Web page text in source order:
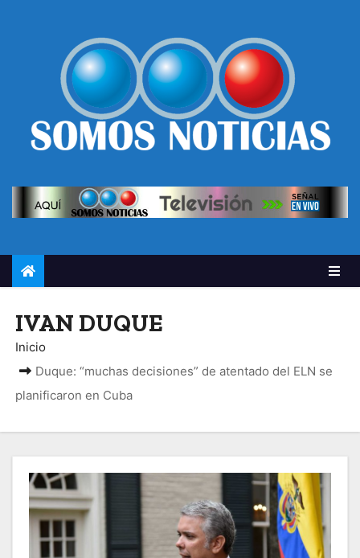
IVAN DUQUE
Inicio
Duque: “muchas decisiones” de atentado del ELN se
planificaron en Cuba